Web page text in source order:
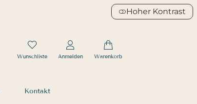
Hoher Kontrast
Wunschliste Anmelden Warenkorb
Kontakt